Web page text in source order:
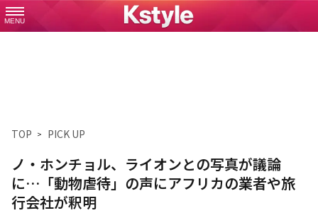
MENU
TOP PICK UP
ノ・ホンチョル、ライオンとの写真が議論
に…「動物虐待」の声にアフリカの業者や旅
行会社が釈明